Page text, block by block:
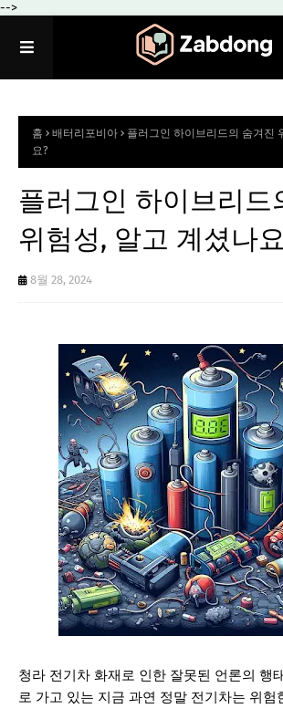
-->
홈 배터리포비아
플러그인 하이브리드의 숨겨진
요?
플러그인 하이브리드
위험성, 알고 계셨나
8월 28, 2024
청라 전기차 화재로 인한 잘못된 언론의 행
로 가고 있는 지금 과연 정말 전기차는 위험